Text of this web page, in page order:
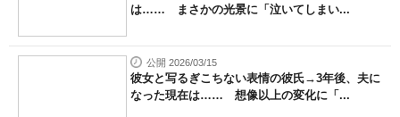
は…… まさかの光景に「泣いてしまい...
公開 2026/03/15
彼女と写るぎこちない表情の彼氏→3年後、夫に
なった現在は…… 想像以上の変化に「...